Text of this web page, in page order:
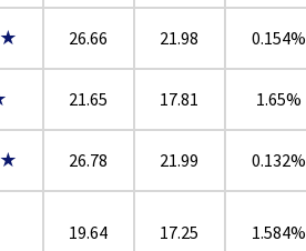
26.66 21.98 0.154%
21.65 17.81 1.65%
26.78 21.99 0.132%
19.64 17.25 1.584%